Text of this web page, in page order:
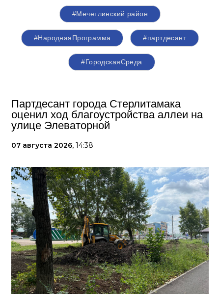
#Мечетлинский район
#НароднаяПрограмма #партдесант
#ГородскаяСреда
Партдесант города Стерлитамака
оценил ход благоустройства аллеи на
улице Элеваторной
07 августа 2026, 14:38